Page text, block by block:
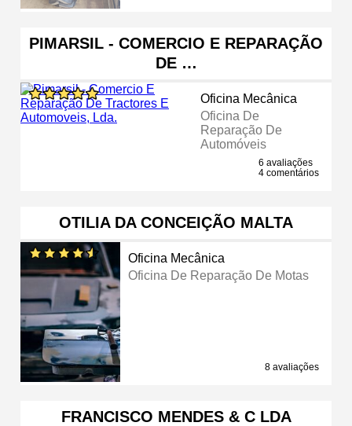
PIMARSIL - COMERCIO E REPARAÇÃO
DE …
Oficina Mecânica
Oficina De
Reparação De
Automóveis
6 avaliações
4 comentários
OTILIA DA CONCEIÇÃO MALTA
Oficina Mecânica
Oficina De Reparação De Motas
8 avaliações
FRANCISCO MENDES & C LDA